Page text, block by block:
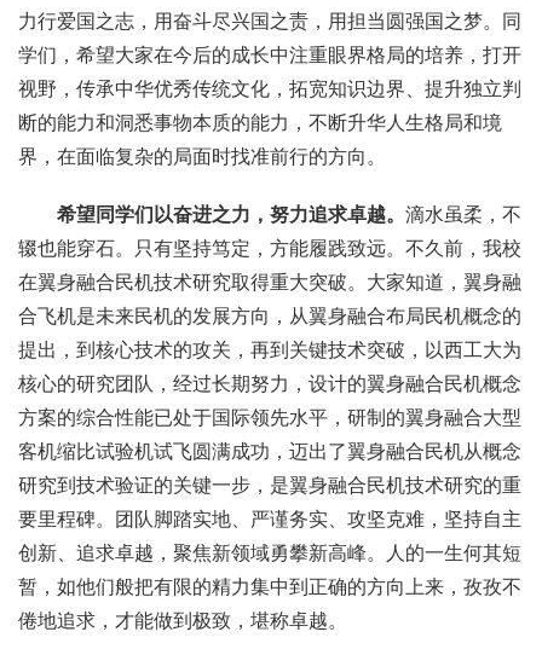
力行爱国之志，用奋斗尽兴国之责，用担当圆强国之梦。同
学们，希望大家在今后的成长中注重眼界格局的培养，打开
视野，传承中华优秀传统文化，拓宽知识边界、提升独立判
断的能力和洞悉事物本质的能力，不断升华人生格局和境
界，在面临复杂的局面时找准前行的方向。
希望同学们以奋进之力，努力追求卓越。 滴水虽柔，不
辍也能穿石。只有坚持笃定，方能履践致远。不久前，我校
在翼身融合民机技术研究取得重大突破。大家知道，翼身融
合飞机是未来民机的发展方向，从翼身融合布局民机概念的
提出，到核心技术的攻关，再到关键技术突破，以西工大为
核心的研究团队，经过长期努力，设计的翼身融合民机概念
方案的综合性能已处于国际领先水平，研制的翼身融合大型
客机缩比试验机试飞圆满成功，迈出了翼身融合民机从概念
研究到技术验证的关键一步，是翼身融合民机技术研究的重
要里程碑。团队脚踏实地、严谨务实、攻坚克难，坚持自主
创新、追求卓越，聚焦新领域勇攀新高峰。人的一生何其短
暂，如他们般把有限的精力集中到正确的方向上来，孜孜不
倦地追求，才能做到极致，堪称卓越。